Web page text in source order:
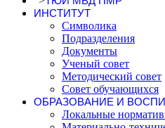
ИНСТИТУТ
Символика
Подразделения
Документы
Ученый совет
Методический совет
Совет обучающихся
ОБРАЗОВАНИЕ И
Локальные